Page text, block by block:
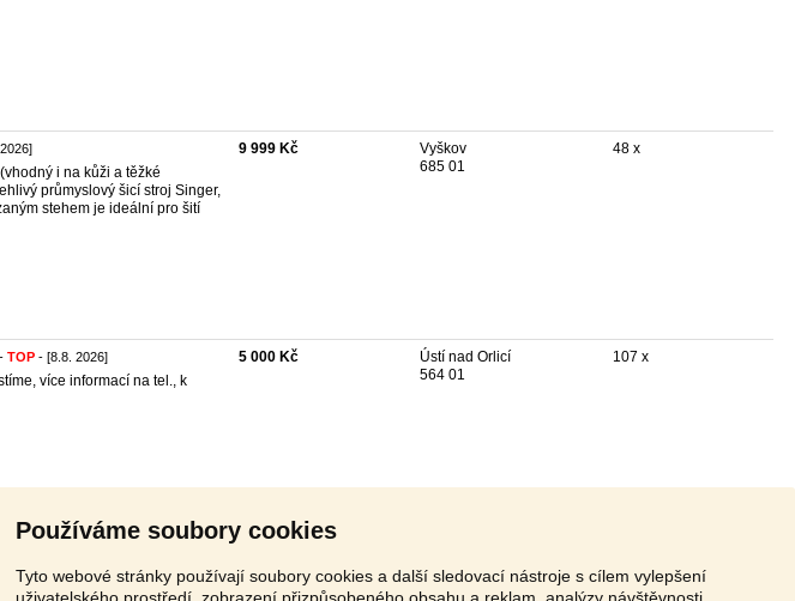
Používáme soubory cookies
Tyto webové stránky používají soubory cookies a další sledovací nástroje s cílem vylepšení
uživatelského prostředí, zobrazení přizpůsobeného obsahu a reklam, analýzy návštěvnosti
i na kůži a těžké
průmyslový šicí stroj Singer,
stehem je ideální pro šití
9 999 Kč
Vyškov
685 01
48 x
- TOP - [8.8. 2026]
více informací na tel., k
5 000 Kč
Ústí nad Orlicí
564 01
107 x